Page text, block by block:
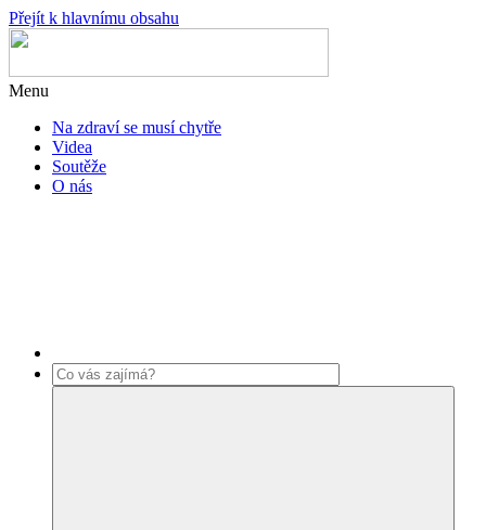
Přejít k hlavnímu obsahu
Menu
Na zdraví se musí chytře
Videa
Soutěže
O nás